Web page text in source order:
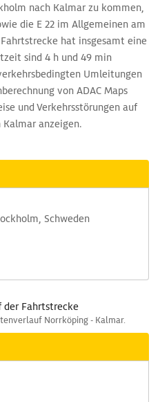
nach Kalmar zu kommen,
die E 22 im Allgemeinen am
hat insgesamt eine
sind 4 h und 49 min
Umleitungen
von ADAC Maps
und Verkehrsstörungen auf
anzeigen.
Schweden
der Fahrtstrecke
Norrköping - Kalmar.